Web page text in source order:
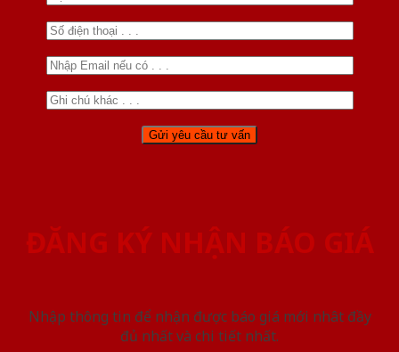
ĐĂNG KÝ NHẬN BÁO GIÁ
Nhập thông tin để nhận được báo giá mới nhât đầy
đủ nhất và chi tiết nhất.